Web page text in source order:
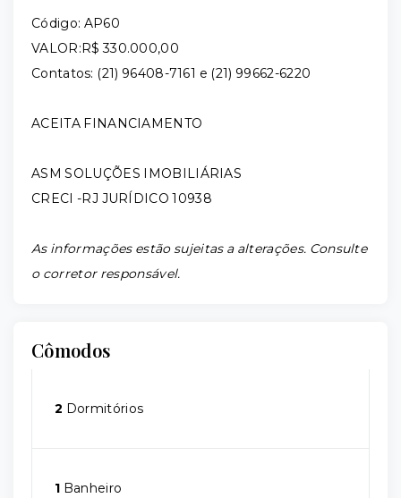
Código: AP60
VALOR:R$ 330.000,00
Contatos: (21) 96408-7161 e (21) 99662-6220
ACEITA FINANCIAMENTO
ASM SOLUÇÕES IMOBILIÁRIAS
CRECI -RJ JURÍDICO 10938
As informações estão sujeitas a alterações. Consulte
o corretor responsável.
Cômodos
2 Dormitórios
1 Banheiro